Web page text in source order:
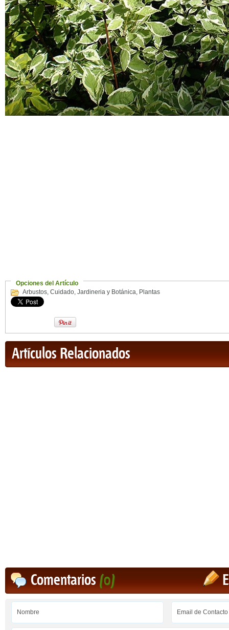
Opciones del Artículo
Arbustos, Cuidado, Jardineria y Botánica, Plantas
Artículos Relacionados
Comentarios(0)